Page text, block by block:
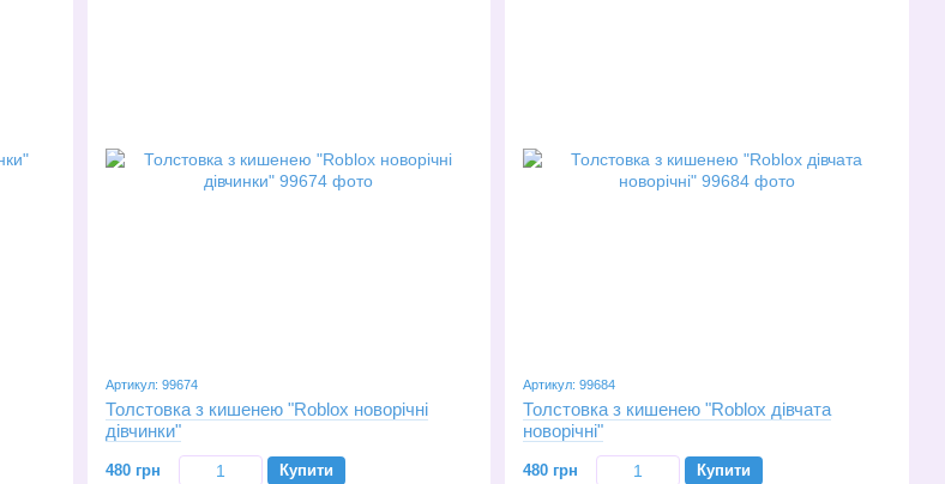
Артикул: 99674
Толстовка з кишенею "Roblox новорічні
дівчинки"
480 грн
Купити
Артикул: 99684
Толстовка з кишенею "Roblox дівчата
новорічні"
480 грн
Купити